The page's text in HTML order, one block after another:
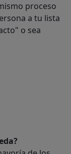
proceso
a tu lista
o sea